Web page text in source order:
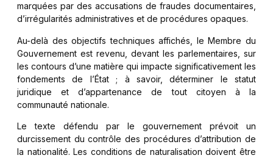
marquées par des accusations de fraudes documentaires,
d’irrégularités administratives et de procédures opaques.
Au-delà des objectifs techniques affichés, le Membre du
Gouvernement est revenu, devant les parlementaires, sur
les contours d’une matière qui impacte significativement les
fondements de l’État ; à savoir, déterminer le statut
juridique et d’appartenance de tout citoyen à la
communauté nationale.
Le texte défendu par le gouvernement prévoit un
durcissement du contrôle des procédures d’attribution de
la nationalité. Les conditions de naturalisation doivent être